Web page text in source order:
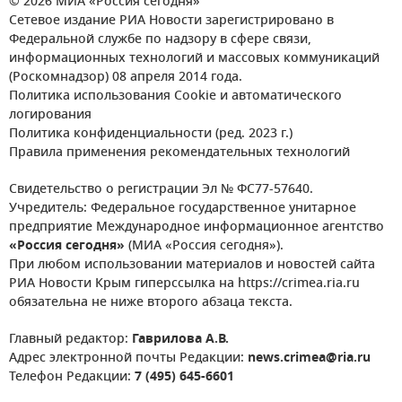
Сетевое издание РИА Новости зарегистрировано в
Федеральной службе по надзору в сфере связи,
информационных технологий и массовых коммуникаций
(Роскомнадзор) 08 апреля 2014 года.
Политика использования Cookie и автоматического
логирования
Политика конфиденциальности (ред. 2023 г.)
Правила применения рекомендательных технологий
Свидетельство о регистрации Эл № ФС77-57640.
Учредитель: Федеральное государственное унитарное
предприятие Международное информационное агентство
«Россия сегодня» (МИА «Россия сегодня»).
При любом использовании материалов и новостей сайта
РИА Новости Крым гиперссылка на https://crimea.ria.ru
обязательна не ниже второго абзаца текста.
Главный редактор: Гаврилова А.В.
Адрес электронной почты Редакции: news.crimea@ria.ru
Телефон Редакции: 7 (495) 645-6601